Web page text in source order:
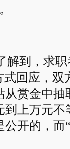
到，求职
式回应，
赏金中
到上万元
开的，而